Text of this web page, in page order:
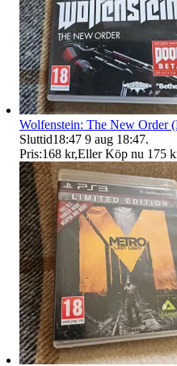
Wolfenstein: The New Order
Sluttid18:47 9 aug 18:47.
Pris:168 kr,Eller Köp nu 175